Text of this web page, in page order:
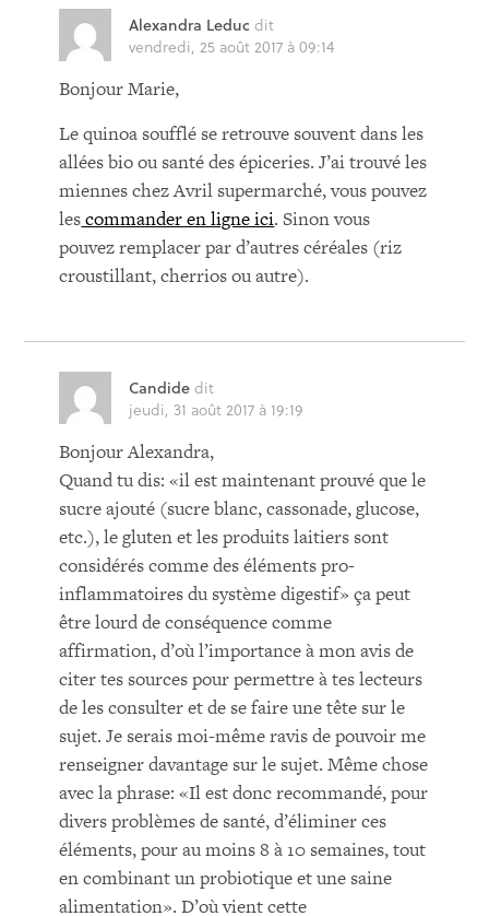
Alexandra Leduc dit
vendredi, 25 août 2017 à 09:14
Bonjour Marie,
Le quinoa soufflé se retrouve souvent dans les
allées bio ou santé des épiceries. J’ai trouvé les
miennes chez Avril supermarché, vous pouvez
lescommander en ligne ici. Sinon vous
pouvez remplacer par d’autres céréales (riz
croustillant, cherrios ou autre).
Candide dit
jeudi, 31 août 2017 à 19:19
Bonjour Alexandra,
Quand tu dis: «il est maintenant prouvé que le
sucre ajouté (sucre blanc, cassonade, glucose,
etc.), le gluten et les produits laitiers sont
considérés comme des éléments pro-
inflammatoires du système digestif» ça peut
être lourd de conséquence comme
affirmation, d’où l’importance à mon avis de
citer tes sources pour permettre à tes lecteurs
de les consulter et de se faire une tête sur le
sujet. Je serais moi-même ravis de pouvoir me
renseigner davantage sur le sujet. Même chose
avec la phrase: «Il est donc recommandé, pour
divers problèmes de santé, d’éliminer ces
éléments, pour au moins 8 à 10 semaines, tout
en combinant un probiotique et une saine
alimentation». D’où vient cette